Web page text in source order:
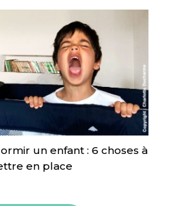
un enfant : 6 choses à
en place